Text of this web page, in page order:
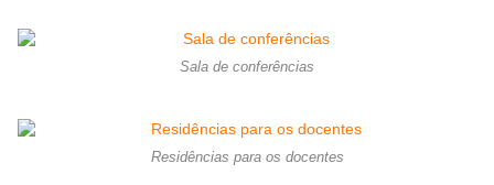
Sala de conferências
Residências para os docentes